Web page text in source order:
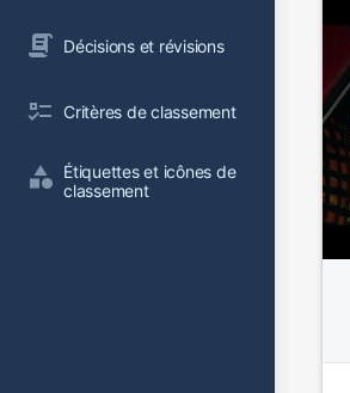
Décisions et révisions
Critères de classement
Étiquettes et icônes de
classement